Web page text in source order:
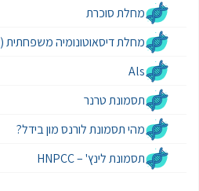
מחלת סוכרת
מחלת דיסאוטונומיה משפחתית (FD)
Als
תסמונת טרנר
מהי תסמונת לורנס מון בידל?
תסמונת לינץ' – HNPCC